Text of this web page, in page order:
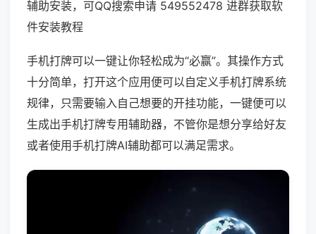
辅助安装，可QQ搜索申请 549552478 进群获取软
件安装教程
手机打牌可以一键让你轻松成为“必赢”。其操作方式
十分简单，打开这个应用便可以自定义手机打牌系统
规律，只需要输入自己想要的开挂功能，一键便可以
生成出手机打牌专用辅助器，不管你是想分享给好友
或者使用手机打牌AI辅助都可以满足需求。